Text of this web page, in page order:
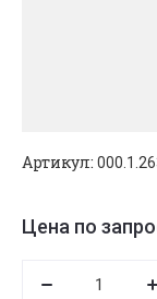
Артикул:
Цена по